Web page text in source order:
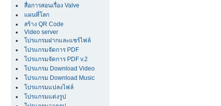
สื่อการสอนเรื่อง Valve
แผนที่โลก
สร้าง QR Code
Video server
โปรแกรมฝากและแชร์ไฟล์
โปรแกรมจัดการ PDF
โปรแกรมจัดการ PDF v.2
โปรแกรม Download Video
โปรแกรม Download Music
โปรแกรมแปลงไฟล์
โปรแกรมแต่งรูป